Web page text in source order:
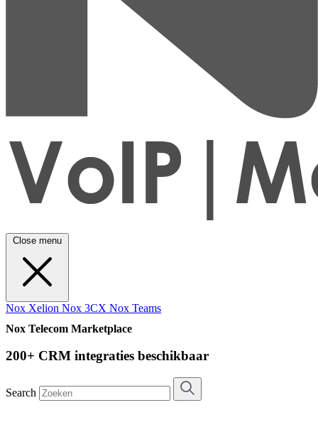
Close menu
Nox Xelion Nox 3CX Nox Teams
Nox Telecom Marketplace
200+ CRM integraties beschikbaar
Search